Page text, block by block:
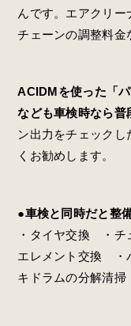
んです。エアクリー
チェーンの調整料金
ACIDMを使った「
なども車検時なら普
ン出力をチェック
くお勧めします。
●車検と同時だと整
・タイヤ交換 ・
エレメント交換 ・
キドラムの分解清掃